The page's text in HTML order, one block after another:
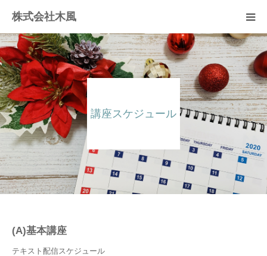
株式会社木風
講座スケジュール
(A)基本講座
テキスト配信スケジュール
業務案内
資材販売(ブレスパイプ)
樹木医受験応援講座
お問い合せ